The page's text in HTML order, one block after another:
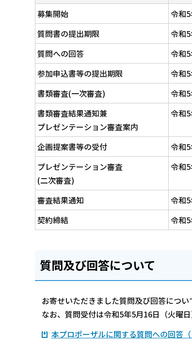
募集開始
令和5
質問書の提出期限
令和5
質問への回答
令和5
参加申込書等の提出期限
令和5
書類審査(一次審査)
令和5
書類審査結果通知兼
プレゼンテーション審査案内
令和5
企画提案書等の受付
令和
プレゼンテーション審査
(二次審査)
令和
審査結果通知
令和
契約締結
令和5
質問及び回答について
お寄せいただきました質問及び回答につ
なお、質問受付は令和5年5月16日（火曜
本プロポーザルに関する質問への回答（